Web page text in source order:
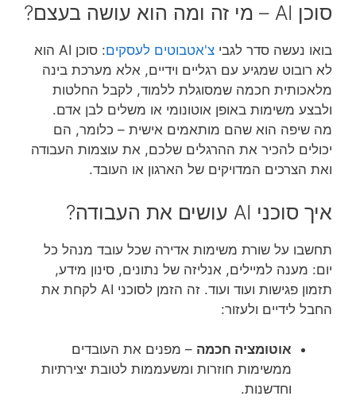
סוכן AI – מי זה ומה הוא עושה בעצם?
בואו נעשה סדר לגבי צ'אטבוטים לעסקים
: סוכן AI הוא
לא רובוט שמגיע עם רגליים וידיים, אלא מערכת בינה
מלאכותית חכמה שמסוגלת ללמוד, לקבל החלטות
ולבצע משימות באופן אוטונומי או משלים לבן אדם.
מה שיפה הוא שהם מותאמים אישית – כלומר, הם
יכולים להכיר את ההרגלים שלכם, את עוצמות העבודה
ואת הצרכים המדויקים של הארגון או העובד.
איך סוכני AI עושים את העבודה?
תחשבו על שורת משימות אדירה שכל עובד מנהל כל
יום: מענה למיילים, אנליזה של נתונים, סינון מידע,
תזמון פגישות ועוד ועוד. זה הזמן לסוכני AI לקחת את
החבל לידיים ולעזור:
אוטומציה חכמה – מפנים את העובדים
ממשימות חוזרות ומשעממות לטובת יצירתיות
וחדשנות.